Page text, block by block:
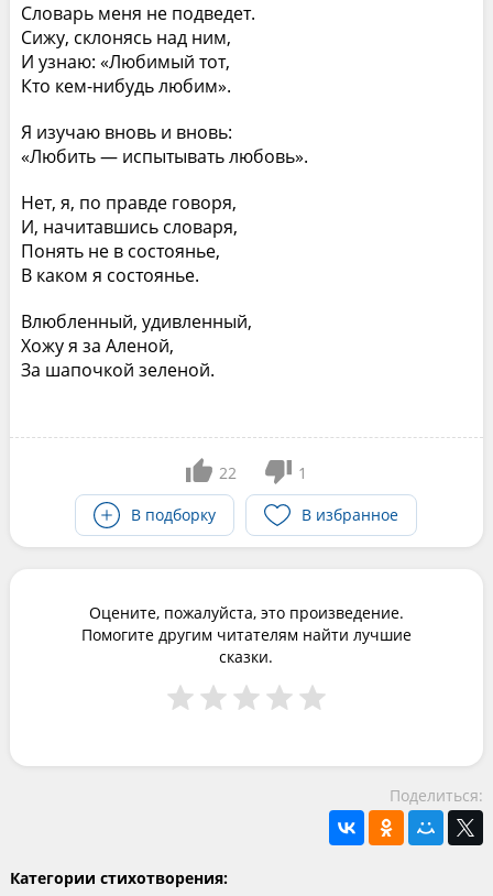
Словарь меня не подведет.
Сижу, склонясь над ним,
И узнаю: «Любимый тот,
Кто кем-нибудь любим».
Я изучаю вновь и вновь:
«Любить — испытывать любовь».
Нет, я, по правде говоря,
И, начитавшись словаря,
Понять не в состоянье,
В каком я состоянье.
Влюбленный, удивленный,
Хожу я за Аленой,
За шапочкой зеленой.
22
1
В подборку
В избранное
Оцените, пожалуйста, это произведение.
Помогите другим читателям найти лучшие
сказки.
Поделиться:
Категории стихотворения: